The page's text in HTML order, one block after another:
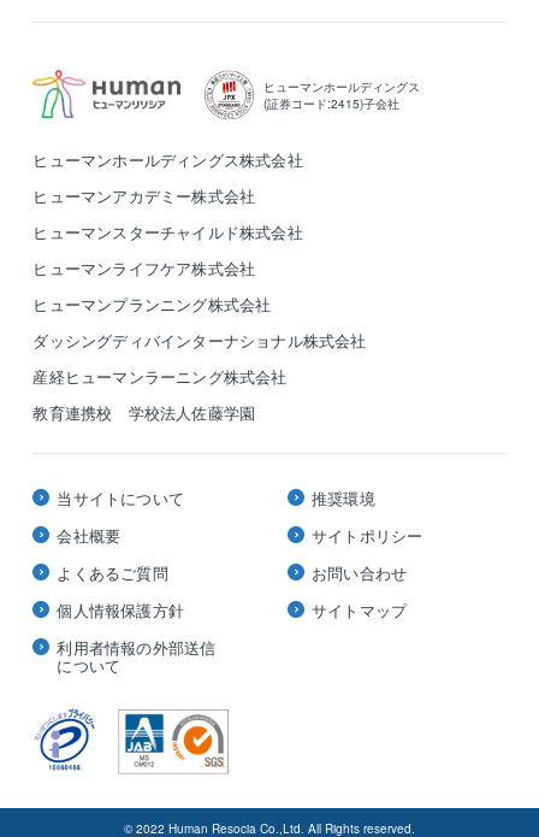
ヒューマンホールディングス
(証券コード:2415)子会社
ヒューマンホールディングス株式会社
ヒューマンアカデミー株式会社
ヒューマンスターチャイルド株式会社
ヒューマンライフケア株式会社
ヒューマンプランニング株式会社
ダッシングディバインターナショナル株式会社
産経ヒューマンラーニング株式会社
教育連携校 学校法人佐藤学園
当サイトについて
会社概要
よくあるご質問
個人情報保護方針
利用者情報の外部送信
について
推奨環境
サイトポリシー
お問い合わせ
サイトマップ
© 2022 Human Resocia Co.,Ltd. All Rights reserved.